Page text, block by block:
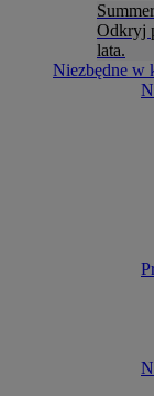
Odkryj
lata.
Niezbędne w